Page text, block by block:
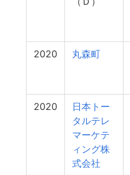
2020 丸森町
2020
日本トー
タルテレ
マーケテ
ィング株
式会社